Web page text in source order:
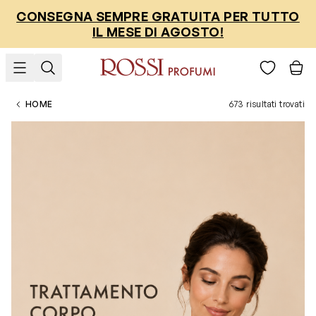
CONSEGNA SEMPRE GRATUITA PER TUTTO
IL MESE DI AGOSTO!
HOME 673 risultati trovati